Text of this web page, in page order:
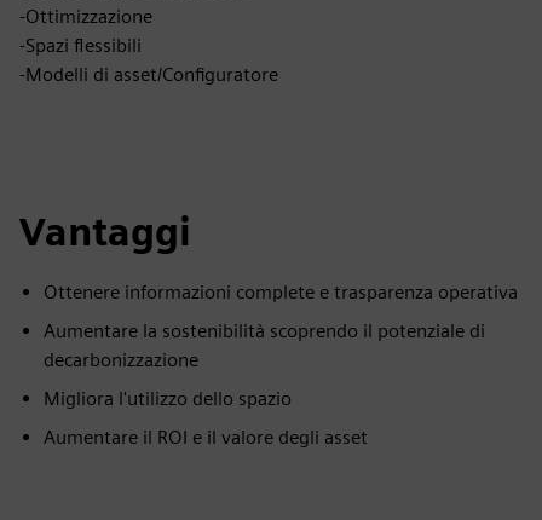
-Ottimizzazione
-Spazi flessibili
-Modelli di asset/Configuratore
Vantaggi
Ottenere informazioni complete e trasparenza operativa
Aumentare la sostenibilità scoprendo il potenziale di
decarbonizzazione
Migliora l'utilizzo dello spazio
Aumentare il ROI e il valore degli asset